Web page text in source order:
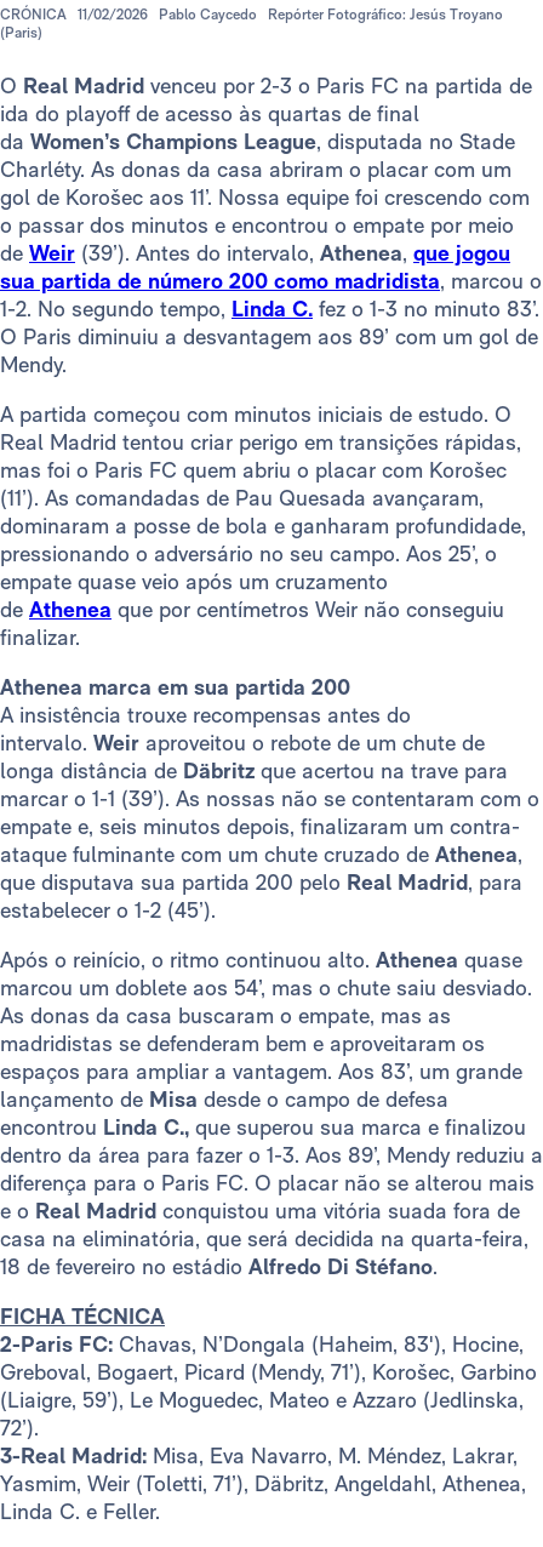
CRÓNICA 11/02/2026 Pablo Caycedo
Repórter Fotográfico: Jesús Troyano
(Paris)
O Real Madrid venceu por 2-3 o Paris FC na partida de
ida do playoff de acesso às quartas de final
da Women’s Champions League, disputada no Stade
Charléty. As donas da casa abriram o placar com um
gol de Korošec aos 11’. Nossa equipe foi crescendo com
o passar dos minutos e encontrou o empate por meio
de Weir (39’). Antes do intervalo, Athenea, que jogou
sua partida de número 200 como madridista, marcou o
1-2. No segundo tempo, Linda C. fez o 1-3 no minuto 83’.
O Paris diminuiu a desvantagem aos 89’ com um gol de
Mendy.
A partida começou com minutos iniciais de estudo. O
Real Madrid tentou criar perigo em transições rápidas,
mas foi o Paris FC quem abriu o placar com Korošec
(11’). As comandadas de Pau Quesada avançaram,
dominaram a posse de bola e ganharam profundidade,
pressionando o adversário no seu campo. Aos 25’, o
empate quase veio após um cruzamento
de Athenea que por centímetros Weir não conseguiu
finalizar.
Athenea marca em sua partida 200
A insistência trouxe recompensas antes do
intervalo. Weir aproveitou o rebote de um chute de
longa distância de Däbritz que acertou na trave para
marcar o 1-1 (39’). As nossas não se contentaram com o
empate e, seis minutos depois, finalizaram um contra-
ataque fulminante com um chute cruzado de Athenea,
que disputava sua partida 200 pelo Real Madrid, para
estabelecer o 1-2 (45’).
Após o reinício, o ritmo continuou alto. Athenea quase
marcou um doblete aos 54’, mas o chute saiu desviado.
As donas da casa buscaram o empate, mas as
madridistas se defenderam bem e aproveitaram os
espaços para ampliar a vantagem. Aos 83’, um grande
lançamento de Misa desde o campo de defesa
encontrou Linda C., que superou sua marca e finalizou
dentro da área para fazer o 1-3. Aos 89’, Mendy reduziu a
diferença para o Paris FC. O placar não se alterou mais
e o Real Madrid conquistou uma vitória suada fora de
casa na eliminatória, que será decidida na quarta-feira,
18 de fevereiro no estádio Alfredo Di Stéfano.
FICHA TÉCNICA
2-Paris FC: Chavas, N’Dongala (Haheim, 83'), Hocine,
Greboval, Bogaert, Picard (Mendy, 71’), Korošec, Garbino
(Liaigre, 59’), Le Moguedec, Mateo e Azzaro (Jedlinska,
72’).
3-Real Madrid: Misa, Eva Navarro, M. Méndez, Lakrar,
Yasmim, Weir (Toletti, 71’), Däbritz, Angeldahl, Athenea,
Linda C. e Feller.